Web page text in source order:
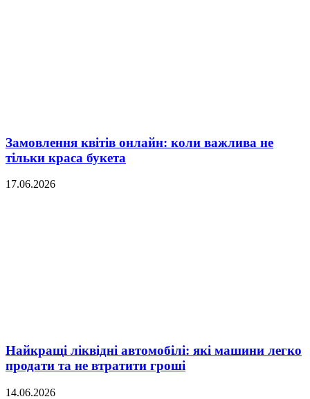
Замовлення квітів онлайн: коли важлива не
тільки краса букета
17.06.2026
Найкращі ліквідні автомобілі: які машини легко
продати та не втратити гроші
14.06.2026